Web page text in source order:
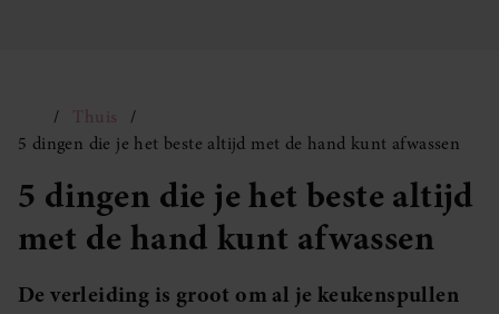
Thuis
5 dingen die je het beste altijd met de hand kunt afwassen
5 dingen die je het beste altijd
met de hand kunt afwassen
De verleiding is groot om al je keukenspullen